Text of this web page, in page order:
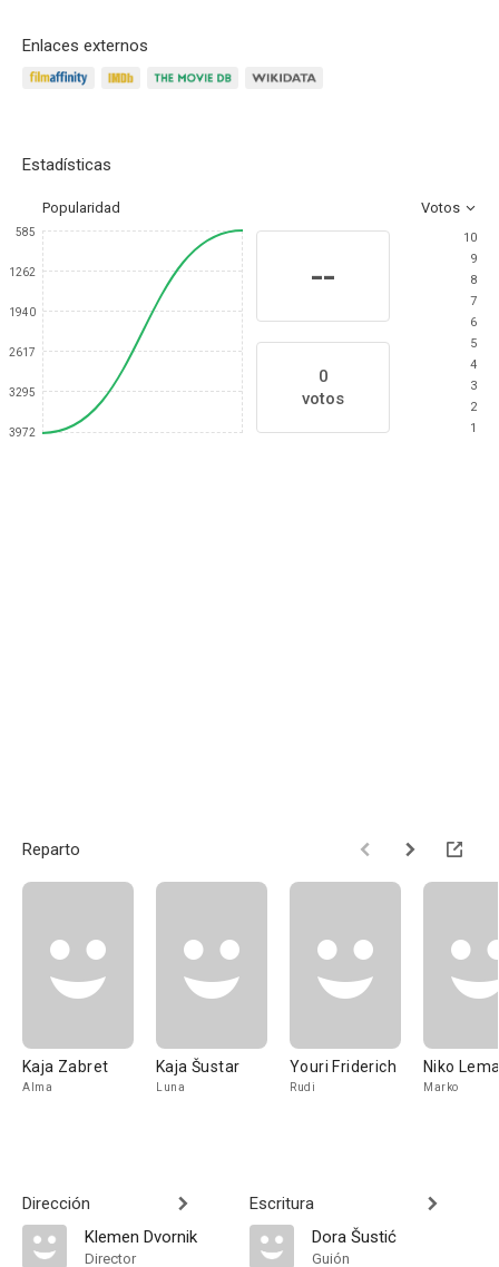
Enlaces externos
Estadísticas
Popularidad Votos
585
1262
1940
2617
3295
3972
--
0
votos
10
9
8
7
6
5
4
3
2
1
Reparto
Kaja Zabret
Alma
Kaja Šustar
Luna
Youri Friderich
Rudi
Niko
Marko
Dirección
Klemen Dvornik
Director
Escritura
Dora Šustić
Guión